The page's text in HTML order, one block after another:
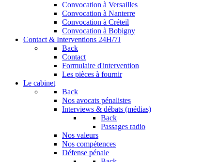
Convocation à Versailles
Convocation à Nanterre
Convocation à Créteil
Convocation à Bobigny
Contact & Interventions 24H/7J
Back
Contact
Formulaire d'intervention
Les pièces à fournir
Le cabinet
Back
Nos avocats pénalistes
Interviews & débats (médias)
Back
Passages radio
Nos valeurs
Nos compétences
Défense pénale